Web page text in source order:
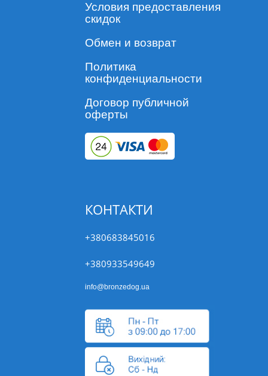
Условия предоставления
скидок
Обмен и возврат
Политика
конфиденциальности
Договор публичной
оферты
КОНТАКТИ
+380683845016
+380933549649
info@bronzedog.ua